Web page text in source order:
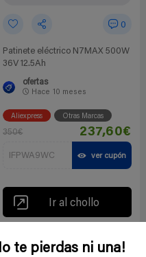
te pierdas ni una!
0
Patinete eléctrico N7MAX 500W
36V 12.5Ah
ofertas
Hace 10 meses
Aliexpress Otras Marcas
350€ 237,60€
IFPWA9WC ver cupón
Ir al chollo